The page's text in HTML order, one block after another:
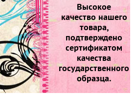
Высокое
качество нашего
товара,
подтверждено
сертификатом
качества
государственного
образца.